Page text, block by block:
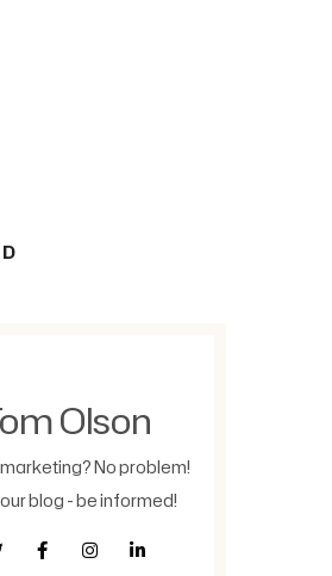
Olson
No problem!
blog - be informed!